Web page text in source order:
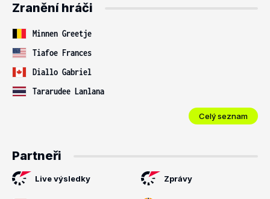
Zranění hráči
Minnen Greetje
Tiafoe Frances
Diallo Gabriel
Tararudee Lanlana
Celý seznam
Partneři
Live výsledky Zprávy